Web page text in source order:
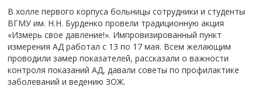
В холле первого корпуса больницы сотрудники и студенты
ВГМУ им. Н.Н. Бурденко провели традиционную акция
«Измерь свое давление!». Импровизированный пункт
измерения АД работал с 13 по 17 мая. Всем желающим
проводили замер показателей, рассказали о важности
контроля показаний АД, давали советы по профилактике
заболеваний и ведению ЗОЖ.